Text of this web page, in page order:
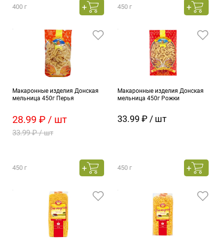
400 г 450 г
Макаронные изделия Донская
мельница 450г Перья
28.99 ₽ / шт
33.99 ₽ / шт
450 г
Макаронные изделия Донская
мельница 450г Рожки
33.99 ₽ / шт
450 г